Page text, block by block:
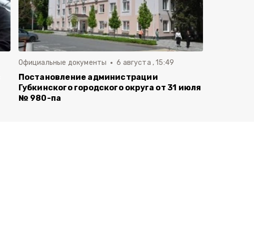
Официальные документы 6 августа , 15:49
Постановление администрации
Губкинского городского округа от 31 июля
№ 980-па